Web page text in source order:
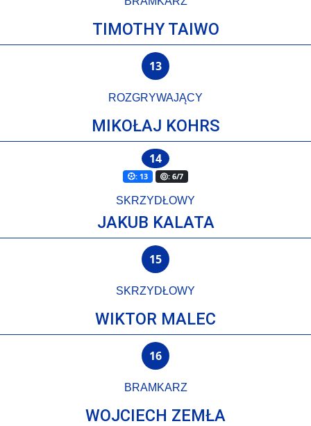
TIMOTHY TAIWO
13
ROZGRYWAJĄCY
MIKOŁAJ KOHRS
14
: 13 : 6/7
SKRZYDŁOWY
JAKUB KALATA
15
SKRZYDŁOWY
WIKTOR MALEC
16
BRAMKARZ
WOJCIECH ZEMŁA